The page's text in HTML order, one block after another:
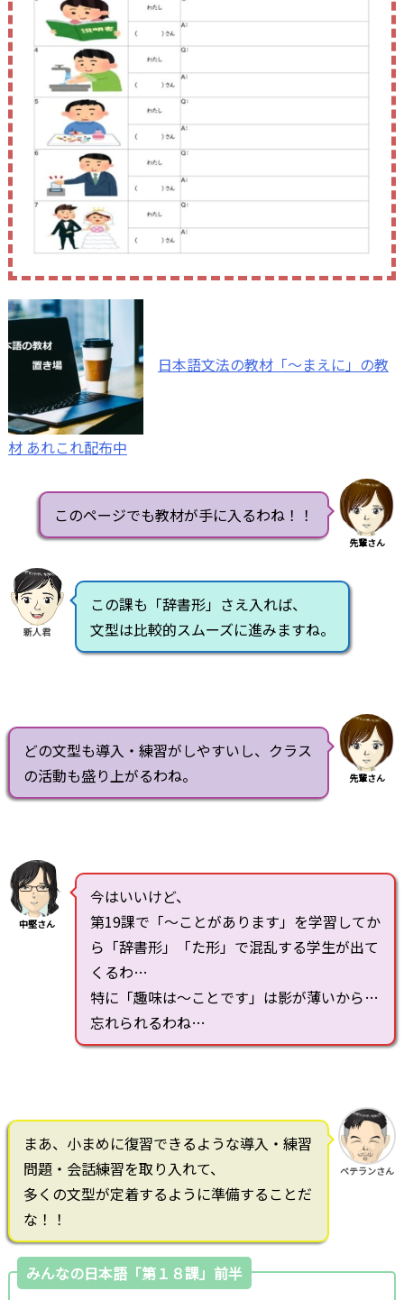
日本語文法の教材「～まえに」の教
材 あれこれ配布中
このページでも教材が手に入るわね！！
先輩さん
新人君
この課も「辞書形」さえ入れば、
文型は比較的スムーズに進みますね。
どの文型も導入・練習がしやすいし、クラス
の活動も盛り上がるわね。
先輩さん
中堅さん
今はいいけど、
第19課で「～ことがあります」を学習してか
ら「辞書形」「た形」で混乱する学生が出て
くるわ…
特に「趣味は～ことです」は影が薄いから…
忘れられるわね…
まあ、小まめに復習できるような導入・練習
問題・会話練習を取り入れて、
多くの文型が定着するように準備することだ
な！！
ベテランさん
みんなの日本語「第１８課」前半